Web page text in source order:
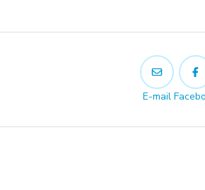
E-mail